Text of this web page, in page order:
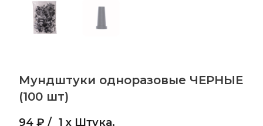
Мундштуки одноразовые ЧЕРНЫЕ
(100 шт)
94 ₽ / 1 x Штука.